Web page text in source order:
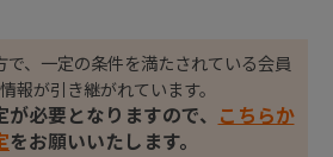
で、一定の条件を満たされている会員
報が引き継がれています。
必要となりますので、
こちらか
をお願いいたします。